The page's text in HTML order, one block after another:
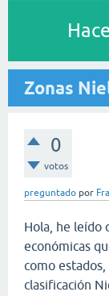
Zonas
0
votos
preguntado por
Hola, he leído
económicas
como
clasificación